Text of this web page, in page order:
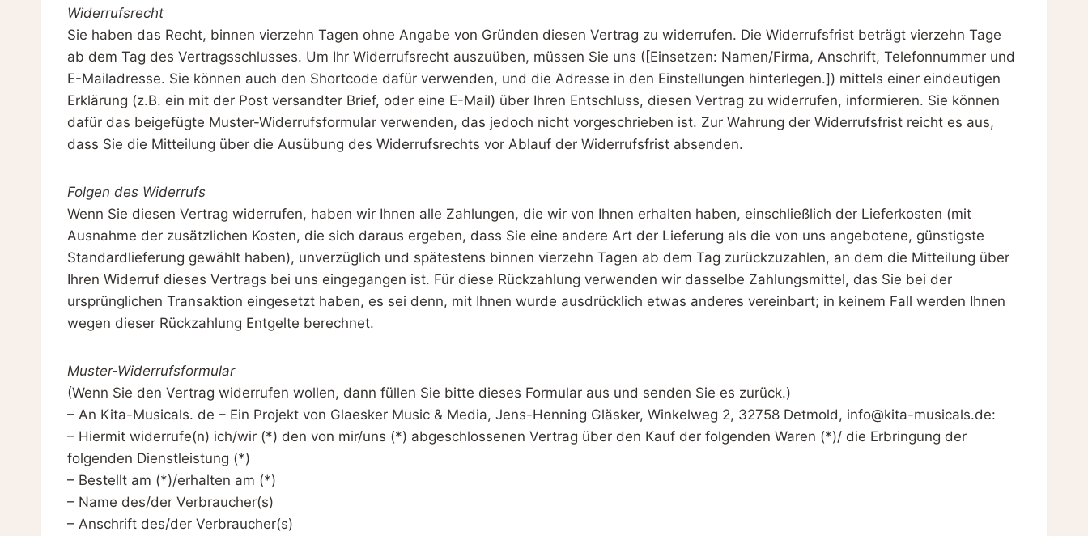
Widerrufsrecht
Sie haben das Recht, binnen vierzehn Tagen ohne Angabe von Gründen diesen Vertrag zu widerrufen. Die Widerrufsfrist beträgt vierzehn Tage
ab dem Tag des Vertragsschlusses. Um Ihr Widerrufsrecht auszuüben, müssen Sie uns ([Einsetzen: Namen/Firma, Anschrift, Telefonnummer und
E-Mailadresse. Sie können auch den Shortcode dafür verwenden, und die Adresse in den Einstellungen hinterlegen.]) mittels einer eindeutigen
Erklärung (z.B. ein mit der Post versandter Brief, oder eine E-Mail) über Ihren Entschluss, diesen Vertrag zu widerrufen, informieren. Sie können
dafür das beigefügte Muster-Widerrufsformular verwenden, das jedoch nicht vorgeschrieben ist. Zur Wahrung der Widerrufsfrist reicht es aus,
dass Sie die Mitteilung über die Ausübung des Widerrufsrechts vor Ablauf der Widerrufsfrist absenden.
Folgen des Widerrufs
Wenn Sie diesen Vertrag widerrufen, haben wir Ihnen alle Zahlungen, die wir von Ihnen erhalten haben, einschließlich der Lieferkosten (mit
Ausnahme der zusätzlichen Kosten, die sich daraus ergeben, dass Sie eine andere Art der Lieferung als die von uns angebotene, günstigste
Standardlieferung gewählt haben), unverzüglich und spätestens binnen vierzehn Tagen ab dem Tag zurückzuzahlen, an dem die Mitteilung über
Ihren Widerruf dieses Vertrags bei uns eingegangen ist. Für diese Rückzahlung verwenden wir dasselbe Zahlungsmittel, das Sie bei der
ursprünglichen Transaktion eingesetzt haben, es sei denn, mit Ihnen wurde ausdrücklich etwas anderes vereinbart; in keinem Fall werden Ihnen
wegen dieser Rückzahlung Entgelte berechnet.
Muster-Widerrufsformular
(Wenn Sie den Vertrag widerrufen wollen, dann füllen Sie bitte dieses Formular aus und senden Sie es zurück.)
– An Kita-Musicals. de – Ein Projekt von Glaesker Music & Media, Jens-Henning Gläsker, Winkelweg 2, 32758 Detmold, info@kita-musicals.de:
– Hiermit widerrufe(n) ich/wir (*) den von mir/uns (*) abgeschlossenen Vertrag über den Kauf der folgenden Waren (*)/ die Erbringung der
folgenden Dienstleistung (*)
– Bestellt am (*)/erhalten am (*)
– Name des/der Verbraucher(s)
– Anschrift des/der Verbraucher(s)